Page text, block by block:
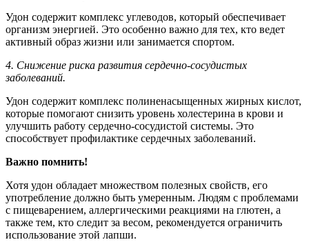
Удон содержит комплекс углеводов, который обеспечивает
организм энергией. Это особенно важно для тех, кто ведет
активный образ жизни или занимается спортом.
4. Снижение риска развития сердечно-сосудистых
заболеваний.
Удон содержит комплекс полиненасыщенных жирных кислот,
которые помогают снизить уровень холестерина в крови и
улучшить работу сердечно-сосудистой системы. Это
способствует профилактике сердечных заболеваний.
Важно помнить!
Хотя удон обладает множеством полезных свойств, его
употребление должно быть умеренным. Людям с проблемами
с пищеварением, аллергическими реакциями на глютен, а
также тем, кто следит за весом, рекомендуется ограничить
использование этой лапши.